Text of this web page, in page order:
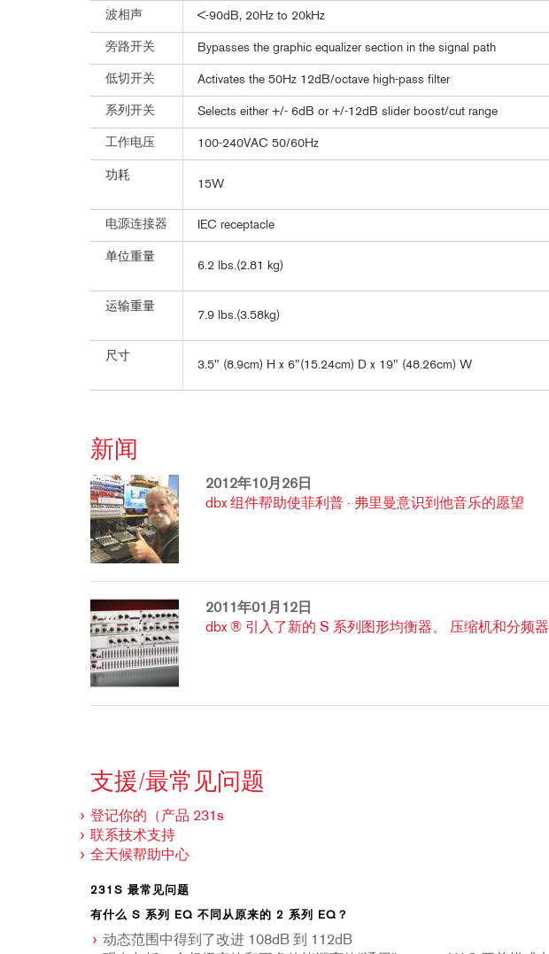
波相声 <-90dB, 20Hz to 20kHz
旁路开关 Bypasses the graphic equalizer section in the signal path
低切开关 Activates the 50Hz 12dB/octave high-pass filter
系列开关 Selects either +/- 6dB or +/-12dB slider boost/cut range
工作电压 100-240VAC 50/60Hz
功耗
15W
电源连接器 IEC receptacle
单位重量
6.2 lbs.(2.81 kg)
运输重量
7.9 lbs.(3.58kg)
尺寸
3.5" (8.9cm) H x 6"(15.24cm) D x 19" (48.26cm) W
新闻
2012年10月26日
dbx 组件帮助使菲利普 · 弗里曼意识到他音乐的愿望
2011年01月12日
dbx ® 引入了新的 S 系列图形均衡器、 压缩机和分频器
支援/最常见问题
登记你的（产品 231s
联系技术支持
全天候帮助中心
231S 最常见问题
有什么 S 系列 EQ 不同从原来的 2 系列 EQ？
动态范围中得到了改进 108dB 到 112dB